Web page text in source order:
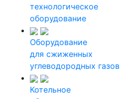
технологическое
оборудование
Оборудование
для сжиженных
углеводородных газов
Котельное